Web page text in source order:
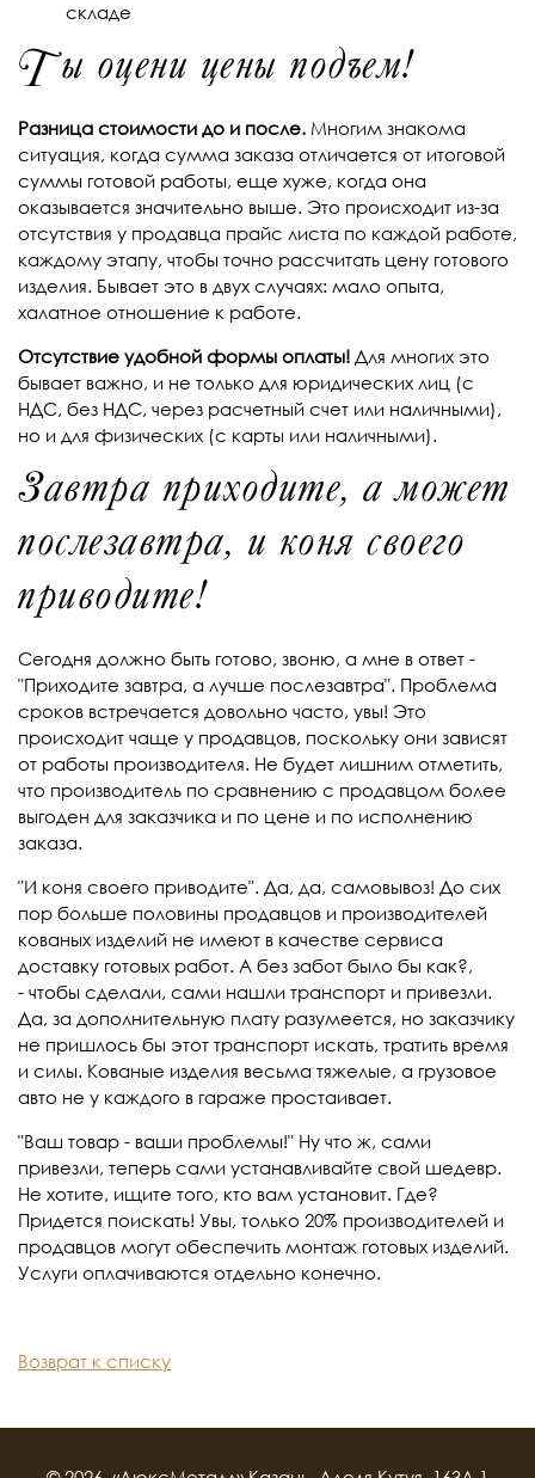
складе
Ты оцени цены подъем!
Разница стоимости до и после. Многим знакома
ситуация, когда сумма заказа отличается от итоговой
суммы готовой работы, еще хуже, когда она
оказывается значительно выше. Это происходит из-за
отсутствия у продавца прайс листа по каждой работе,
каждому этапу, чтобы точно рассчитать цену готового
изделия. Бывает это в двух случаях: мало опыта,
халатное отношение к работе.
Отсутствие удобной формы оплаты! Для многих это
бывает важно, и не только для юридических лиц (с
НДС, без НДС, через расчетный счет или наличными),
но и для физических (с карты или наличными).
Завтра приходите, а может
послезавтра, и коня своего
приводите!
Сегодня должно быть готово, звоню, а мне в ответ -
"Приходите завтра, а лучше послезавтра". Проблема
сроков встречается довольно часто, увы! Это
происходит чаще у продавцов, поскольку они зависят
от работы производителя. Не будет лишним отметить,
что производитель по сравнению с продавцом более
выгоден для заказчика и по цене и по исполнению
заказа.
"И коня своего приводите". Да, да, самовывоз! До сих
пор больше половины продавцов и производителей
кованых изделий не имеют в качестве сервиса
доставку готовых работ. А без забот было бы как?,
- чтобы сделали, сами нашли транспорт и привезли.
Да, за дополнительную плату разумеется, но заказчику
не пришлось бы этот транспорт искать, тратить время
и силы. Кованые изделия весьма тяжелые, а грузовое
авто не у каждого в гараже простаивает.
"Ваш товар - ваши проблемы!" Ну что ж, сами
привезли, теперь сами устанавливайте свой шедевр.
Не хотите, ищите того, кто вам установит. Где?
Придется поискать! Увы, только 20% производителей и
продавцов могут обеспечить монтаж готовых изделий.
Услуги оплачиваются отдельно конечно.
Возврат к списку